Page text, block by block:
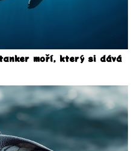
moří, který si dává